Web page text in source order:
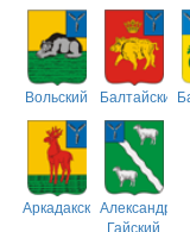
Вольский Балтайский
АркадакскийАлександрово-
Гайский